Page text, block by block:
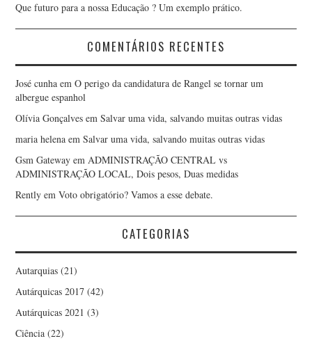
Que futuro para a nossa Educação ? Um exemplo prático.
COMENTÁRIOS RECENTES
José cunha emO perigo da candidatura de Rangel se tornar um
albergue espanhol
Olívia Gonçalves emSalvar uma vida, salvando muitas outras vidas
maria helena emSalvar uma vida, salvando muitas outras vidas
Gsm Gateway emADMINISTRAÇÃO CENTRAL vs
ADMINISTRAÇÃO LOCAL, Dois pesos, Duas medidas
Rently emVoto obrigatório? Vamos a esse debate.
CATEGORIAS
Autarquias (21)
Autárquicas 2017 (42)
Autárquicas 2021 (3)
Ciência (22)